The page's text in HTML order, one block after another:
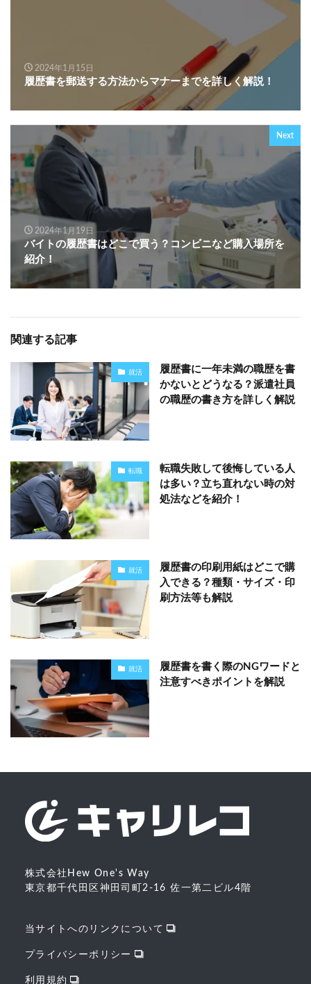
2024年1月15日
履歴書を郵送する方法からマナーまでを詳しく解説！
Next
2024年1月19日
バイトの履歴書はどこで買う？コンビニなど購入場所を
紹介！
関連する記事
就活
履歴書に一年未満の職歴を書
かないとどうなる？派遣社員
の職歴の書き方を詳しく解説
転職
転職失敗して後悔している人
は多い？立ち直れない時の対
処法などを紹介！
就活
履歴書の印刷用紙はどこで購
入できる？種類・サイズ・印
刷方法等も解説
就活
履歴書を書く際のNGワードと
注意すべきポイントを解説
株式会社Hew One's Way
東京都千代田区神田司町2-16 佐一第二ビル4階
当サイトへのリンクについて
プライバシーポリシー
利用規約